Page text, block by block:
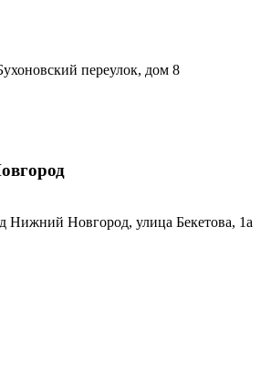
переулок, дом 8
Нижний Новгород, улица Бекетова, 1а